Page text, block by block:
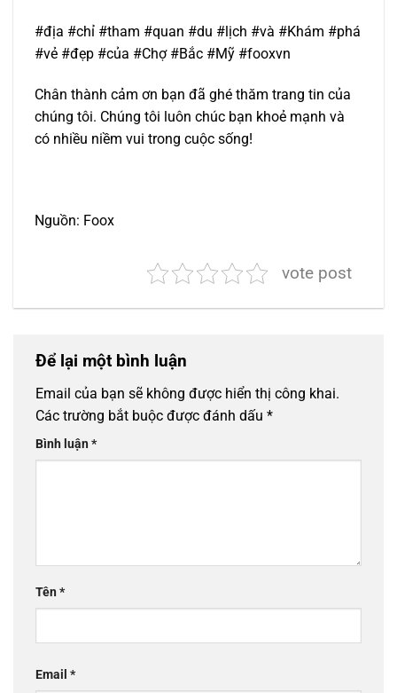
#địa #chỉ #tham #quan #du #lịch #và #Khám #phá
#vẻ #đẹp #của #Chợ #Bắc #Mỹ #fooxvn
Chân thành cảm ơn bạn đã ghé thăm trang tin của
chúng tôi. Chúng tôi luôn chúc bạn khoẻ mạnh và
có nhiều niềm vui trong cuộc sống!
Nguồn: Foox
vote post
Để lại một bình luận
Email của bạn sẽ không được hiển thị công khai.
Các trường bắt buộc được đánh dấu *
Bình luận*
Tên*
Email *